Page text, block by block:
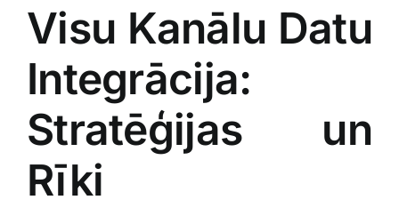
Visu Kanālu​ Datu
Integrācija:
Stratēģijas un
Rīki